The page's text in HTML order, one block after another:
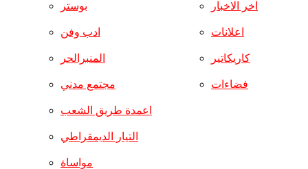
بوستر
ادب وفن
المنبرالحر
مجتمع مدني
اخر الاخبار
اعلانات
كاريكاتير
فضاءات
اعمدة طريق الشعب
التيار الديمقراطي
مواساة